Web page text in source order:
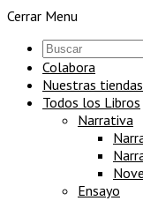
Cerrar Menu
Colabora
Nuestras tiendas
Todos los Libros
Narrativa
Ensayo